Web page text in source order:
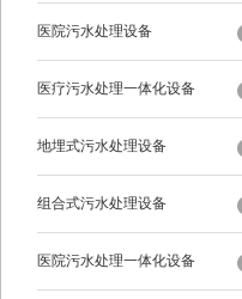
医院污水处理设备
医疗污水处理一体化设备
地埋式污水处理设备
组合式污水处理设备
医院污水处理一体化设备